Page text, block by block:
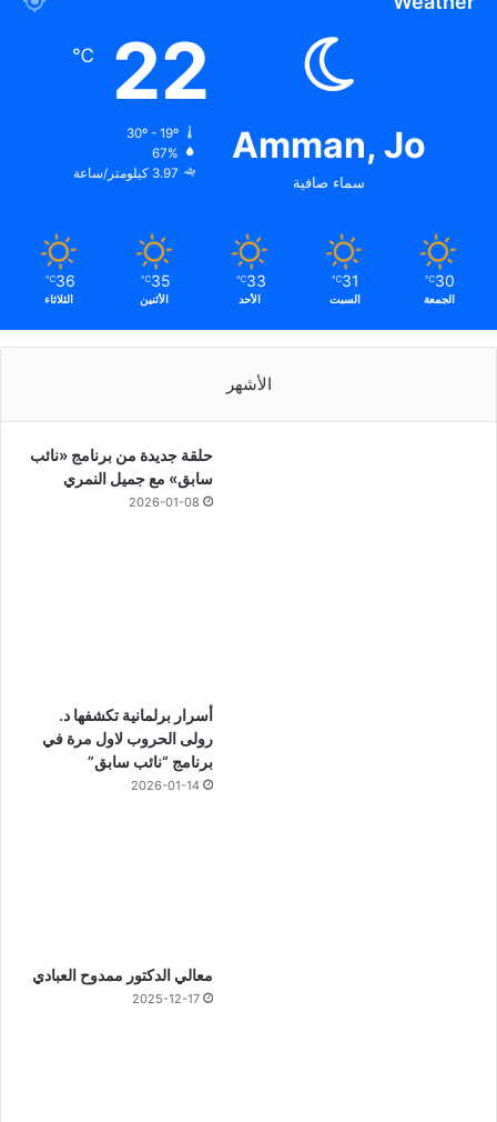
Amman, Jo
سماء صافية
22
℃
30º - 19º
67%
3.97 كيلومتر/ساعة
30
℃
الجمعة
31
℃
السبت
33
℃
الأحد
35
℃
الأثنين
36
℃
الثلاثاء
الأشهر
حلقة جديدة من برنامج «نائب
سابق» مع جميل النمري
2026-01-08
أسرار برلمانية تكشفها د.
رولى الحروب لاول مرة في
برنامج “نائب سابق”
2026-01-14
معالي الدكتور ممدوح العبادي
2025-12-17